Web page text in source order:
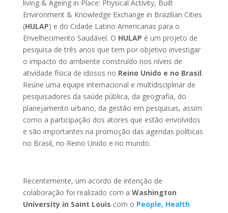
living & Ageing in Place: Physical Activity, Built
Environment & Knowledge Exchange in Brazilian Cities
(HULAP) e do Cidade Latino Americanas para o
Envelhecimento Saudável. O HULAP é um projeto de
pesquisa de três anos que tem por objetivo investigar
o impacto do ambiente construído nos níveis de
atividade física de idosos no Reino Unido e no Brasil.
Reúne uma equipe internacional e multidisciplinar de
pesquisadores da saúde pública, da geografia, do
planejamento urbano, da gestão em pesquisas, assim
como a participação dos atores que estão envolvidos
e são importantes na promoção das agendas políticas
no Brasil, no Reino Unido e no mundo.
Recentemente, um acordo de intenção de
colaboração foi realizado com a Washington
University in Saint Louis com o People, Health